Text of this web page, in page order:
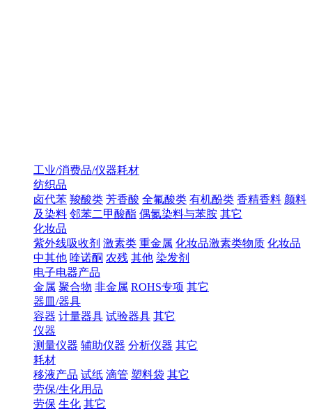
工业/消费品/仪器耗材
纺织品
卤代苯 羧酸类 芳香酸 全氟酸类 有机酚类 香精香料 颜料
及染料 邻苯二甲酸酯 偶氮染料与苯胺 其它
化妆品
紫外线吸收剂 激素类 重金属 化妆品激素类物质 化妆品
中其他 喹诺酮 农残 其他 染发剂
电子电器产品
金属 聚合物 非金属 ROHS专项 其它
器皿/器具
容器 计量器具 试验器具 其它
仪器
测量仪器 辅助仪器 分析仪器 其它
耗材
移液产品 试纸 滴管 塑料袋 其它
劳保/生化用品
劳保 生化 其它